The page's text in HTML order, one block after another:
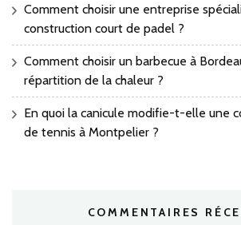
Comment choisir une entreprise
construction court de padel ?
Comment choisir un barbecue à
répartition de la chaleur ?
En quoi la canicule modifie-t-elle une
de tennis à Montpelier ?
COMMENTAIRES